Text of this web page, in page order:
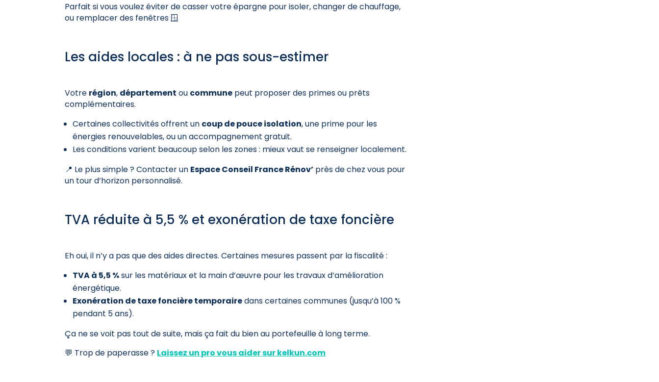
Parfait si vous voulez éviter de casser votre épargne pour isoler, changer de chauffage,
ou remplacer des fenêtres 🪟
Les aides locales : à ne pas sous-estimer
Votre région, département ou commune peut proposer des primes ou prêts
complémentaires.
Certaines collectivités offrent un coup de pouce isolation, une prime pour les
énergies renouvelables, ou un accompagnement gratuit.
Les conditions varient beaucoup selon les zones : mieux vaut se renseigner localement.
📍 Le plus simple ? Contacter un Espace Conseil France Rénov’ près de chez vous pour
un tour d’horizon personnalisé.
TVA réduite à 5,5 % et exonération de taxe foncière
Eh oui, il n’y a pas que des aides directes. Certaines mesures passent par la fiscalité :
TVA à 5,5 %sur les matériaux et la main d’œuvre pour les travaux d’amélioration
énergétique.
Exonération de taxe foncière temporairedans certaines communes (jusqu’à 100 %
pendant 5 ans).
Ça ne se voit pas tout de suite, mais ça fait du bien au portefeuille à long terme.
💬 Trop de paperasse ? Laissez un pro vous aider sur kelkun.com